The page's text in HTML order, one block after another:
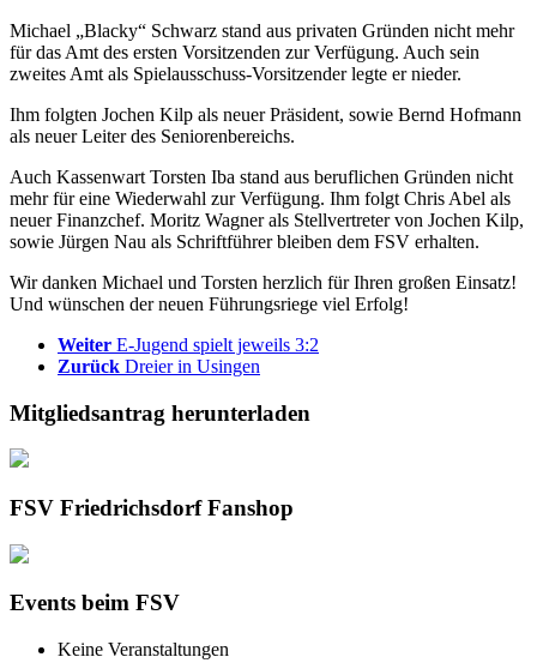
Michael „Blacky“ Schwarz stand aus privaten Gründen nicht mehr
für das Amt des ersten Vorsitzenden zur Verfügung. Auch sein
zweites Amt als Spielausschuss-Vorsitzender legte er nieder.
Ihm folgten Jochen Kilp als neuer Präsident, sowie Bernd Hofmann
als neuer Leiter des Seniorenbereichs.
Auch Kassenwart Torsten Iba stand aus beruflichen Gründen nicht
mehr für eine Wiederwahl zur Verfügung. Ihm folgt Chris Abel als
neuer Finanzchef. Moritz Wagner als Stellvertreter von Jochen Kilp,
sowie Jürgen Nau als Schriftführer bleiben dem FSV erhalten.
Wir danken Michael und Torsten herzlich für Ihren großen Einsatz!
Und wünschen der neuen Führungsriege viel Erfolg!
Weiter E-Jugend spielt jeweils 3:2
Zurück Dreier in Usingen
Mitgliedsantrag herunterladen
FSV Friedrichsdorf Fanshop
Events beim FSV
Keine Veranstaltungen